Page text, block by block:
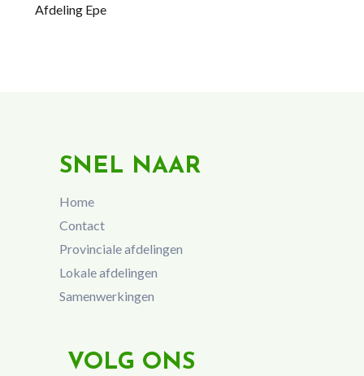
Afdeling Epe
SNEL NAAR
Home
Contact
Provinciale afdelingen
Lokale afdelingen
Samenwerkingen
VOLG ONS